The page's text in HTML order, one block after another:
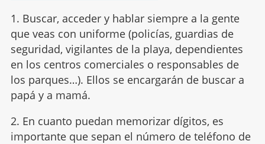
1. Buscar, acceder y hablar siempre a la gente
que veas con uniforme (policías, guardias de
seguridad, vigilantes de la playa, dependientes
en los centros comerciales o responsables de
los parques…). Ellos se encargarán de buscar a
papá y a mamá.
2. En cuanto puedan memorizar dígitos, es
importante que sepan el número de teléfono de